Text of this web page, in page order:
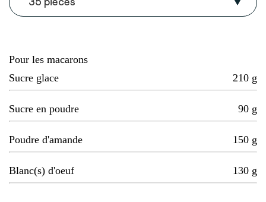
35 pièces
Pour les macarons
Sucre glace
210 g
Sucre en poudre 90 g
Poudre d'amande 150 g
Blanc(s) d'oeuf 130 g